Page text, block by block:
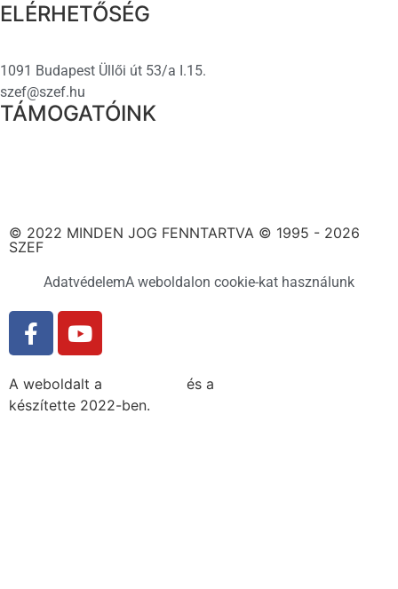
ELÉRHETŐSÉG
1091 Budapest Üllői út 53/a I.15.
szef@szef.hu
TÁMOGATÓINK
© 2022 MINDEN JOG FENNTARTVA © 1995 - 2026
SZEF
AdatvédelemA weboldalon cookie-kat használunk
A weboldalt a és a
készítette 2022-ben.